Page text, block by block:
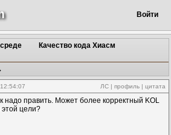
Войти
Качество кода Хиасм
ЛС | профиль | цитата
надо править. Может более корректный KOL
этой цели?